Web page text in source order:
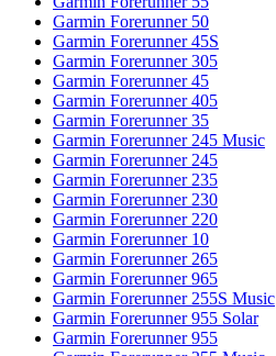
Garmin Forerunner 50
Garmin Forerunner 45S
Garmin Forerunner 305
Garmin Forerunner 45
Garmin Forerunner 405
Garmin Forerunner 35
Garmin Forerunner 245 Music
Garmin Forerunner 245
Garmin Forerunner 235
Garmin Forerunner 230
Garmin Forerunner 220
Garmin Forerunner 10
Garmin Forerunner 265
Garmin Forerunner 965
Garmin Forerunner 255S Music
Garmin Forerunner 955 Solar
Garmin Forerunner 955